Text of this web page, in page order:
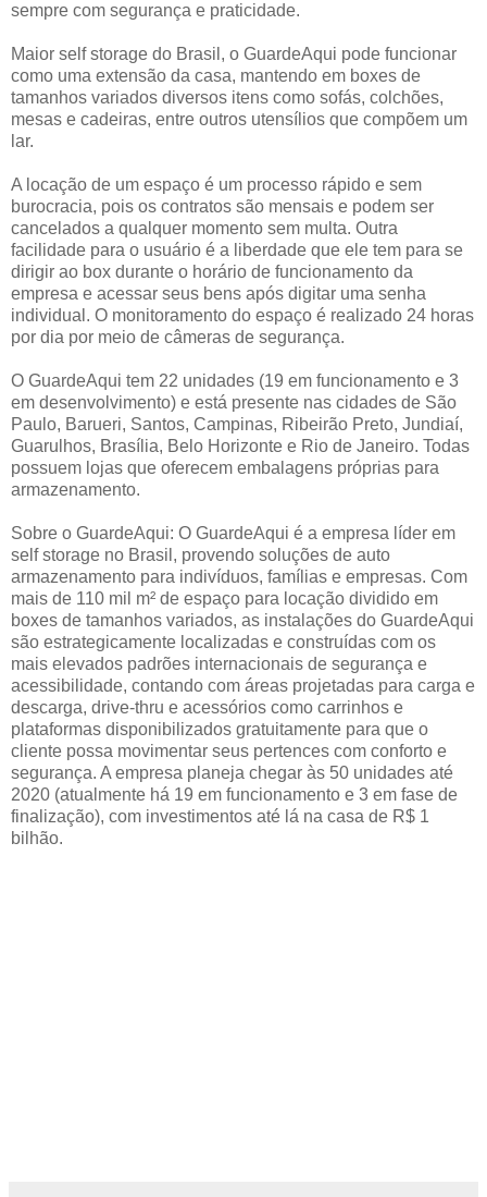
sempre com segurança e praticidade.
Maior self storage do Brasil, o GuardeAqui pode funcionar
como uma extensão da casa, mantendo em boxes de
tamanhos variados diversos itens como sofás, colchões,
mesas e cadeiras, entre outros utensílios que compõem um
lar.
A locação de um espaço é um processo rápido e sem
burocracia, pois os contratos são mensais e podem ser
cancelados a qualquer momento sem multa. Outra
facilidade para o usuário é a liberdade que ele tem para se
dirigir ao box durante o horário de funcionamento da
empresa e acessar seus bens após digitar uma senha
individual. O monitoramento do espaço é realizado 24 horas
por dia por meio de câmeras de segurança.
O GuardeAqui tem 22 unidades (19 em funcionamento e 3
em desenvolvimento) e está presente nas cidades de São
Paulo, Barueri, Santos, Campinas, Ribeirão Preto, Jundiaí,
Guarulhos, Brasília, Belo Horizonte e Rio de Janeiro. Todas
possuem lojas que oferecem embalagens próprias para
armazenamento.
Sobre o GuardeAqui: O GuardeAqui é a empresa líder em
self storage no Brasil, provendo soluções de auto
armazenamento para indivíduos, famílias e empresas. Com
mais de 110 mil m² de espaço para locação dividido em
boxes de tamanhos variados, as instalações do GuardeAqui
são estrategicamente localizadas e construídas com os
mais elevados padrões internacionais de segurança e
acessibilidade, contando com áreas projetadas para carga e
descarga, drive-thru e acessórios como carrinhos e
plataformas disponibilizados gratuitamente para que o
cliente possa movimentar seus pertences com conforto e
segurança. A empresa planeja chegar às 50 unidades até
2020 (atualmente há 19 em funcionamento e 3 em fase de
finalização), com investimentos até lá na casa de R$ 1
bilhão.